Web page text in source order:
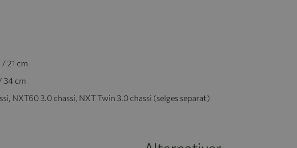
21 cm
34 cm
NXT60 3.0 chassi, NXT Twin 3.0 chassi (selges separat)